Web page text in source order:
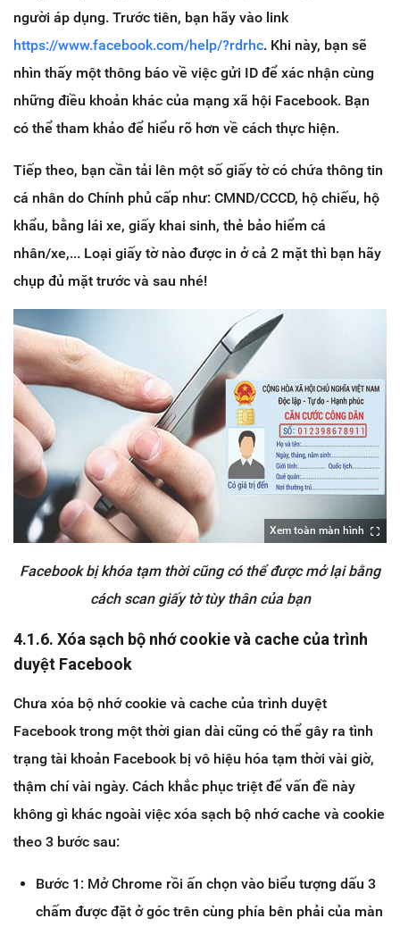
người áp dụng. Trước tiên, bạn hãy vào link
https://www.facebook.com/help/?rdrhc. Khi này, bạn sẽ
nhìn thấy một thông báo về việc gửi ID để xác nhận cùng
những điều khoản khác của mạng xã hội Facebook. Bạn
có thể tham khảo để hiểu rõ hơn về cách thực hiện.
Tiếp theo, bạn cần tải lên một số giấy tờ có chứa thông tin
cá nhân do Chính phủ cấp như: CMND/CCCD, hộ chiếu, hộ
khẩu, bằng lái xe, giấy khai sinh, thẻ bảo hiểm cá
nhân/xe,... Loại giấy tờ nào được in ở cả 2 mặt thì bạn hãy
chụp đủ mặt trước và sau nhé!
Xem toàn màn hình
Facebook bị khóa tạm thời cũng có thể được mở lại bằng
cách scan giấy tờ tùy thân của bạn
4.1.6. Xóa sạch bộ nhớ cookie và cache của trình
duyệt Facebook
Chưa xóa bộ nhớ cookie và cache của trình duyệt
Facebook trong một thời gian dài cũng có thể gây ra tình
trạng tài khoản Facebook bị vô hiệu hóa tạm thời vài giờ,
thậm chí vài ngày. Cách khắc phục triệt để vấn đề này
không gì khác ngoài việc xóa sạch bộ nhớ cache và cookie
theo 3 bước sau:
Bước 1: Mở Chrome rồi ấn chọn vào biểu tượng dấu 3
chấm được đặt ở góc trên cùng phía bên phải của màn